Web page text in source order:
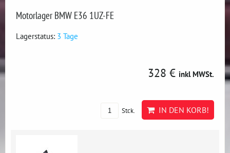
Motorlager BMW E36 1UZ-FE
Lagerstatus: 3 Tage
328 € inkl MWSt.
Stck. IN DEN KORB!